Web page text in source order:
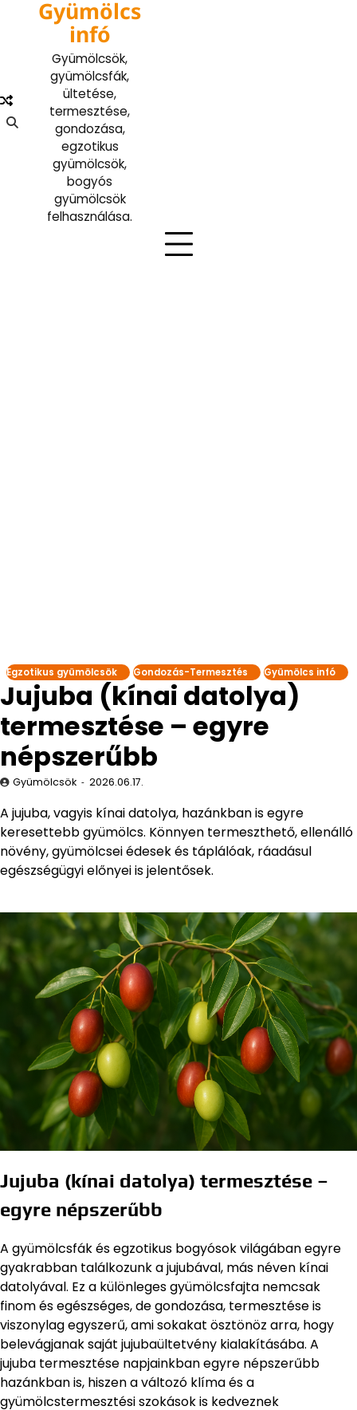
Gyümölcs
infó
Gyümölcsök,
gyümölcsfák,
ültetése,
termesztése,
gondozása,
egzotikus
gyümölcsök,
bogyós
gyümölcsök
felhasználása.
Egzotikus gyümölcsök Gondozás-Termesztés Gyümölcs infó
Jujuba (kínai datolya)
termesztése – egyre
népszerűbb
Gyümölcsök 2026.06.17.
A jujuba, vagyis kínai datolya, hazánkban is egyre
keresettebb gyümölcs. Könnyen termeszthető, ellenálló
növény, gyümölcsei édesek és táplálóak, ráadásul
egészségügyi előnyei is jelentősek.
Jujuba (kínai datolya) termesztése –
egyre népszerűbb
A gyümölcsfák és egzotikus bogyósok világában egyre
gyakrabban találkozunk a jujubával, más néven kínai
datolyával. Ez a különleges gyümölcsfajta nemcsak
finom és egészséges, de gondozása, termesztése is
viszonylag egyszerű, ami sokakat ösztönöz arra, hogy
belevágjanak saját jujubaültetvény kialakításába. A
jujuba termesztése napjainkban egyre népszerűbb
hazánkban is, hiszen a változó klíma és a
gyümölcstermesztési szokások is kedveznek